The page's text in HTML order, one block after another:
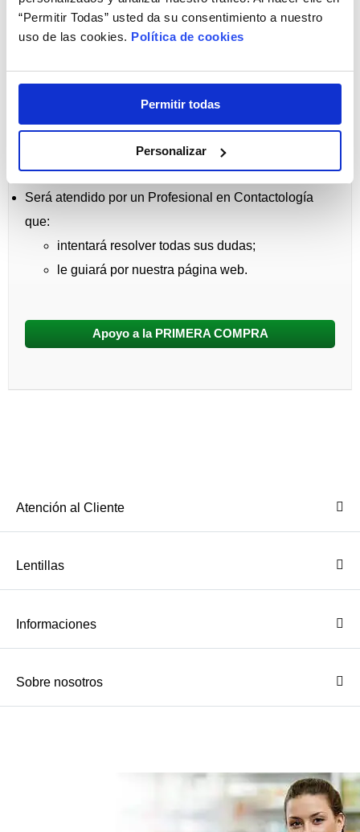
“Permitir Todas” usted da su consentimiento a nuestro
uso de las cookies. Política de cookies
Permitir todas
Personalizar
Llámenosahoray disponga, sin ningún coste para
Será atendido por un Profesional en Contactología
que:
intentará resolver todas sus dudas;
le guiará por nuestra página web.
Apoyo a la PRIMERA COMPRA
Atención al Cliente
Lentillas
Informaciones
Sobre nosotros